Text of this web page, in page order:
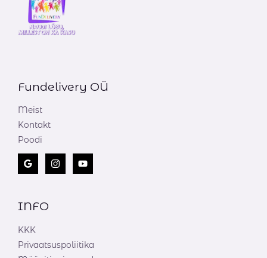
Fundelivery OÜ
Meist
Kontakt
Poodi
INFO
KKK
Privaatsuspoliitika